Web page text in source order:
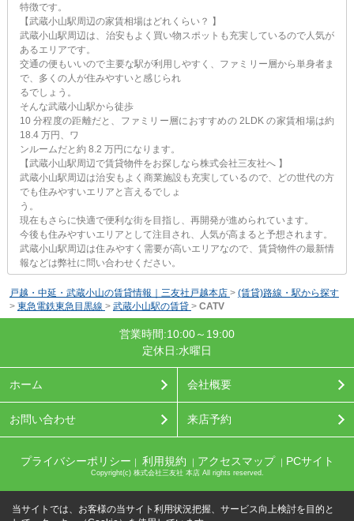
特徴です。
【武蔵小山駅周辺の家賃相場はどれくらい？ 】
武蔵小山駅周辺は、治安もよく買い物スポットも充実しているので人気が
あるエリアです。
交通の便もいいので主要な駅が利用しやすく、ファミリー層から単身者ま
で、多くの人が住みやすいと感じられ
るでしょう。
そんな武蔵小山駅から徒歩
10 分程度の距離だと、ファミリー層におすすめの 2LDK の家賃相場は約
18.4 万円、ワ
ンルームだと約 8.2 万円になります。
【武蔵小山駅周辺で賃貸物件をお探しなら株式会社三友社へ 】
武蔵小山駅周辺は治安もよく商業施設も充実しているので、どの世代の方
でも住みやすいエリアと言えるでしょ
う。
現在もさらに快適で便利な街を目指し、再開発が進められています。
今後も住みやすいエリアとして注目され、人気が高まると予想されます。
武蔵小山駅周辺は住みやすく需要が高いエリアなので、賃貸物件の最新情
報などは弊社に問い合わせください。
戸越・中延・武蔵小山の賃貸情報｜三友社戸越本店 > (賃貸)路線・駅から探す
> 東急電鉄東急目黒線 > 武蔵小山駅の賃貸 > CATV
営業時間:10:00～19:00
定休日:水曜日
ホーム 会社概要
お問い合わせ 来店予約
プライバシーポリシー ｜ 利用規約 ｜ アクセスマップ ｜ PCサイト
Copyright(c) 株式会社三友社 本店 All rights reserved.
当サイトでは、お客様の当サイト利用状況把握、サービス向上検討を目的と